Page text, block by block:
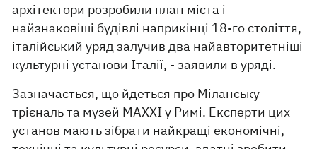
архітектори розробили план міста і
найзнаковіші будівлі наприкінці 18-го століття,
італійський уряд залучив два найавторитетніші
культурні установи Італії, - заявили в уряді.
Зазначається, що йдеться про Міланську
трієналь та музей MAXXI у Римі. Експерти цих
установ мають зібрати найкращі економічні,